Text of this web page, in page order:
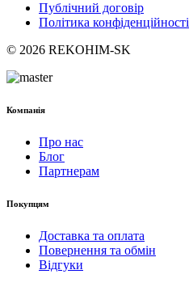
Публічний договір
Політика конфіденційності
© 2026 REKOHIM-SK
Компанія
Про нас
Блог
Партнерам
Покупцям
Доставка та оплата
Повернення та обмін
Відгуки